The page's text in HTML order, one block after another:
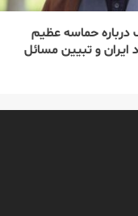
درباره حماسه عظیم
ایران و تبیین مسائل